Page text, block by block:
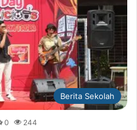
Berita Sekolah
0 244